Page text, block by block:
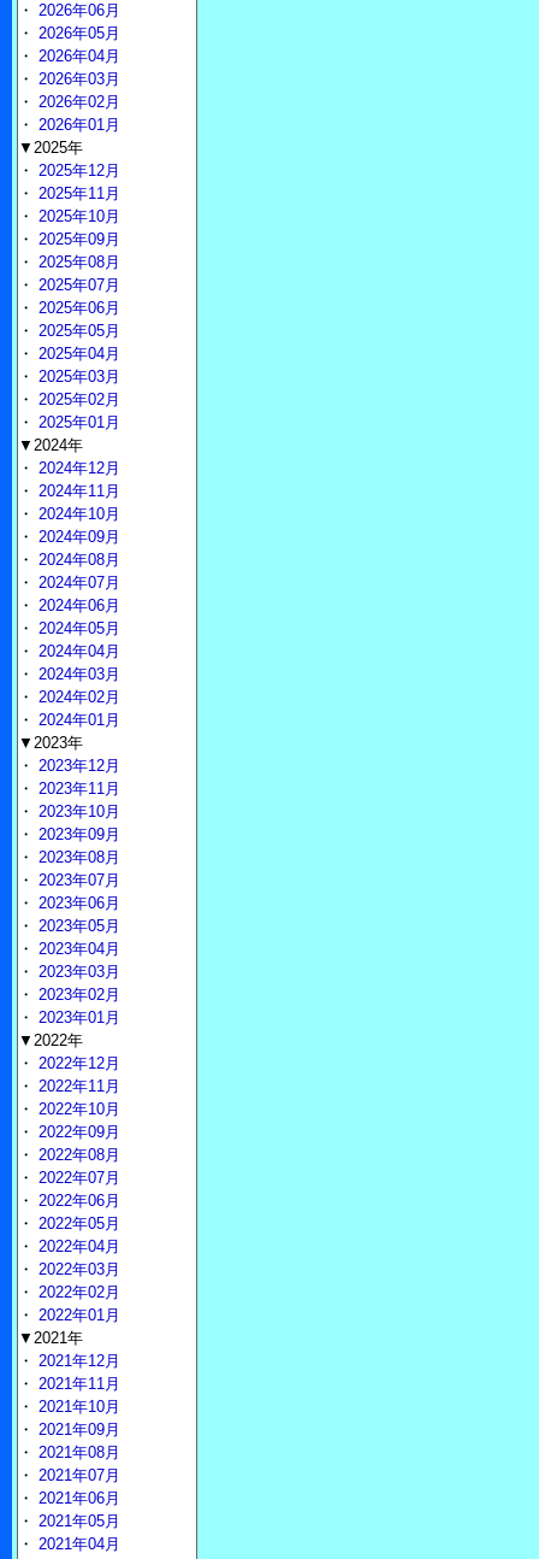
・ 2026年06月
・ 2026年05月
・ 2026年04月
・ 2026年03月
・ 2026年02月
・ 2026年01月
▼2025年
・ 2025年12月
・ 2025年11月
・ 2025年10月
・ 2025年09月
・ 2025年08月
・ 2025年07月
・ 2025年06月
・ 2025年05月
・ 2025年04月
・ 2025年03月
・ 2025年02月
・ 2025年01月
▼2024年
・ 2024年12月
・ 2024年11月
・ 2024年10月
・ 2024年09月
・ 2024年08月
・ 2024年07月
・ 2024年06月
・ 2024年05月
・ 2024年04月
・ 2024年03月
・ 2024年02月
・ 2024年01月
▼2023年
・ 2023年12月
・ 2023年11月
・ 2023年10月
・ 2023年09月
・ 2023年08月
・ 2023年07月
・ 2023年06月
・ 2023年05月
・ 2023年04月
・ 2023年03月
・ 2023年02月
・ 2023年01月
▼2022年
・ 2022年12月
・ 2022年11月
・ 2022年10月
・ 2022年09月
・ 2022年08月
・ 2022年07月
・ 2022年06月
・ 2022年05月
・ 2022年04月
・ 2022年03月
・ 2022年02月
・ 2022年01月
▼2021年
・ 2021年12月
・ 2021年11月
・ 2021年10月
・ 2021年09月
・ 2021年08月
・ 2021年07月
・ 2021年06月
・ 2021年05月
・ 2021年04月